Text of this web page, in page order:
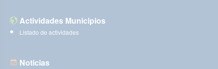
Actividades Municipios
Listado de actividades
Noticias